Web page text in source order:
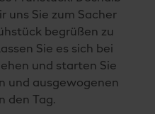
uns Sie zum Sacher
begrüßen zu
Sie es sich bei
und starten Sie
und ausgewogenen
den Tag.